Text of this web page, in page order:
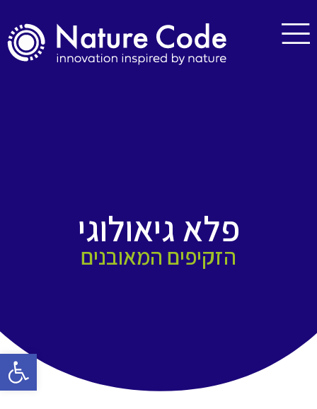
פתח
פלא גיאולוגי
הזקיפים המאובנים